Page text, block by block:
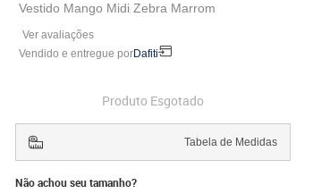
Vestido Mango Midi Zebra Marrom
Ver avaliações
Vendido e entregue porDafiti
Produto Esgotado
Tabela de Medidas
Não achou seu tamanho?